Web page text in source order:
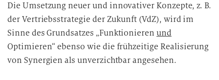
Die Umsetzung neuer und innovativer Konzepte, z. B.
der Vertriebsstrategie der Zukunft (VdZ), wird im
Sinne des Grundsatzes „Funktionierenund
Optimieren“ ebenso wie die frühzeitige Realisierung
von Synergien als unverzichtbar angesehen.